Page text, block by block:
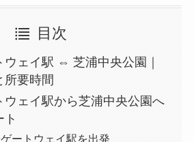
目次
ウェイ駅 ⇔ 芝浦中央公園｜
所要時間
ウェイ駅から芝浦中央公園へ
ト
ートウェイ駅を出発